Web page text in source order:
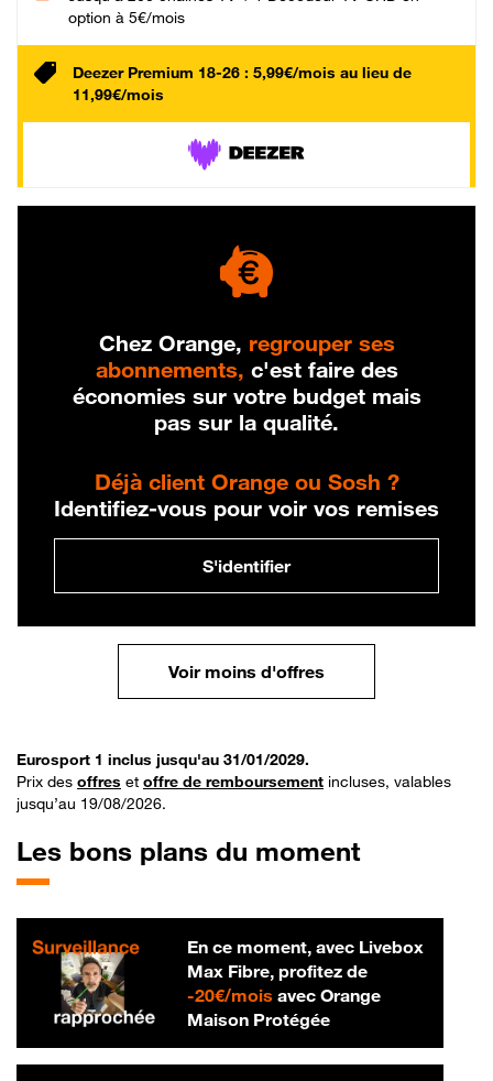
option à 5€/mois
Deezer Premium 18-26 : 5,99€/mois au lieu de
11,99€/mois
Chez Orange, regrouper ses
abonnements, c'est faire des
économies sur votre budget mais
pas sur la qualité.
Déjà client Orange ou Sosh ?
Identifiez-vous pour voir vos remises
S'identifier
Voir moins d'offres
Eurosport 1 inclus jusqu'au 31/01/2029.
Prix des offres et offre de remboursement incluses, valables
jusqu’au 19/08/2026.
Les bons plans du moment
En ce moment, avec Livebox
Max Fibre, profitez de
-20€/mois20 € par mois
avec Orange
Maison Protégée